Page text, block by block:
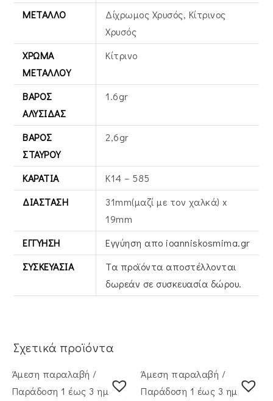
ΜΈΤΑΛΛΟ
Δίχρωμος Χρυσός, Κίτρινος
Xρυσός
ΧΡΏΜΑ
ΜΕΤΆΛΛΟΥ
Κίτρινο
ΒΆΡΟΣ
ΑΛΥΣΊΔΑΣ
1.6gr
ΒΆΡΟΣ
ΣΤΑΥΡΟΎ
2,6gr
ΚΑΡΆΤΙΑ
Κ14 – 585
ΔΙΆΣΤΑΣΗ
31mm(μαζί με τον χαλκά) x
19mm
ΕΓΓΎΗΣΗ
Εγγύηση απο ioanniskosmima.gr
ΣΥΣΚΕΥΑΣΊΑ
Τα προϊόντα αποστέλλονται
δωρεάν σε συσκευασία δώρου.
Σχετικά προϊόντα
Άμεση παραλαβή /
Παράδoση 1 έως 3 ημέρες
Άμεση παραλαβή /
Παράδoση 1 έως 3 ημέρες